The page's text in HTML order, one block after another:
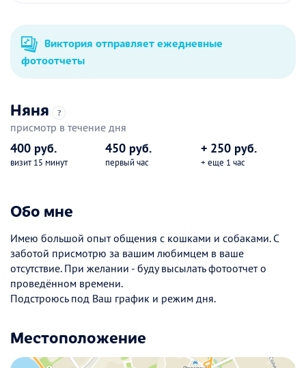
Виктория отправляет ежедневные
фотоотчеты
Няня ?
присмотр в течение дня
400 руб.
визит 15 минут
450 руб.
первый час
+ 250 руб.
+ еще 1 час
Обо мне
Имею большой опыт общения с кошками и собаками. С
заботой присмотрю за вашим любимцем в ваше
отсутствие. При желании - буду высылать фотоотчет о
проведённом времени.
Подстроюсь под Ваш график и режим дня.
Местоположение